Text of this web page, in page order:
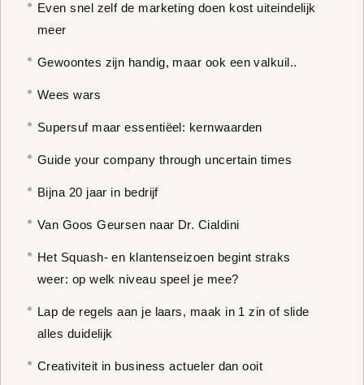
Even snel zelf de marketing doen kost uiteindelijk
meer
Gewoontes zijn handig, maar ook een valkuil..
Wees wars
Supersuf maar essentiëel: kernwaarden
Guide your company through uncertain times
Bijna 20 jaar in bedrijf
Van Goos Geursen naar Dr. Cialdini
Het Squash- en klantenseizoen begint straks
weer: op welk niveau speel je mee?
Lap de regels aan je laars, maak in 1 zin of slide
alles duidelijk
Creativiteit in business actueler dan ooit